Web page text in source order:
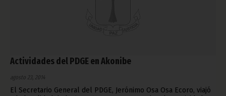
Actividades del PDGE en Akonibe
agosto 23, 2014
El Secretario General del PDGE, Jerónimo Osa Osa Ecoro, viajó